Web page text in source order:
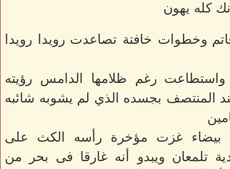
كله يهون
وخطوات خافتة تصاعدت رويدا رويدا
رغم ظلامها الدامس رؤيته
المنتصف بجسده الذي لم يشوبه شائبه
غزت مؤخرة رأسه الكث على
تلمعان ويبدو أنه غارقا فى بحر من